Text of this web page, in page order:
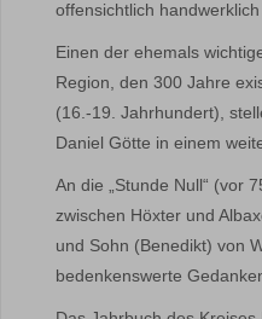
offensichtlich handwerklich
Einen der ehemals
Region, den 300 Jahre
(16.-19. Jahrhundert),
Daniel Götte in einem
An die „Stunde Null“ (vor
zwischen Höxter und
und Sohn (Benedikt) von
bedenkenswerte